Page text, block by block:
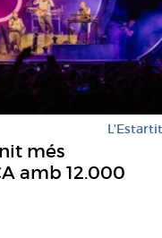
L'Estartit
més
amb 12.000